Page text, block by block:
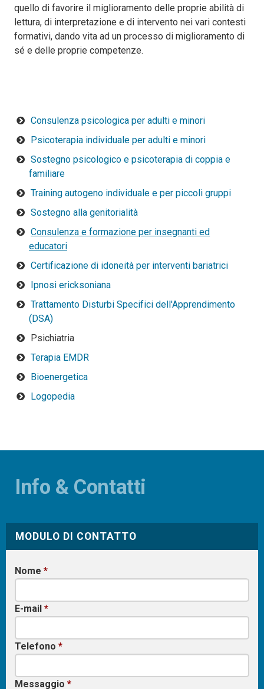
quello di favorire il miglioramento delle proprie abilità di
lettura, di interpretazione e di intervento nei vari contesti
formativi, dando vita ad un processo di miglioramento di
sé e delle proprie competenze.
Consulenza psicologica per adulti e minori
Psicoterapia individuale per adulti e minori
Sostegno psicologico e psicoterapia di coppia e
familiare
Training autogeno individuale e per piccoli gruppi
Sostegno alla genitorialità
Consulenza e formazione per insegnanti ed
educatori
Certificazione di idoneità per interventi bariatrici
Ipnosi ericksoniana
Trattamento Disturbi Specifici dell'Apprendimento
(DSA)
Psichiatria
Terapia EMDR
Bioenergetica
Logopedia
Info & Contatti
MODULO DI CONTATTO
Nome *
E-mail *
Telefono *
Messaggio *